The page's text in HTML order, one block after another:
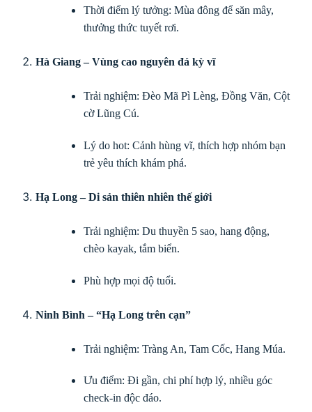
Thời điểm lý tưởng: Mùa đông để săn mây,
thưởng thức tuyết rơi.
Hà Giang – Vùng cao nguyên đá kỳ vĩ
Trải nghiệm: Đèo Mã Pì Lèng, Đồng Văn, Cột
cờ Lũng Cú.
Lý do hot: Cảnh hùng vĩ, thích hợp nhóm bạn
trẻ yêu thích khám phá.
Hạ Long – Di sản thiên nhiên thế giới
Trải nghiệm: Du thuyền 5 sao, hang động,
chèo kayak, tắm biển.
Phù hợp mọi độ tuổi.
Ninh Bình – “Hạ Long trên cạn”
Trải nghiệm: Tràng An, Tam Cốc, Hang Múa.
Ưu điểm: Đi gần, chi phí hợp lý, nhiều góc
check-in độc đáo.